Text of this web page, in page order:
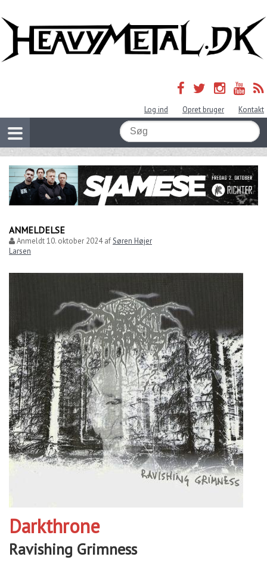
Log ind Opret bruger Kontakt
ANMELDELSE
Anmeldt10. oktober 2024afSøren Højer
Larsen
Darkthrone
Ravishing Grimness